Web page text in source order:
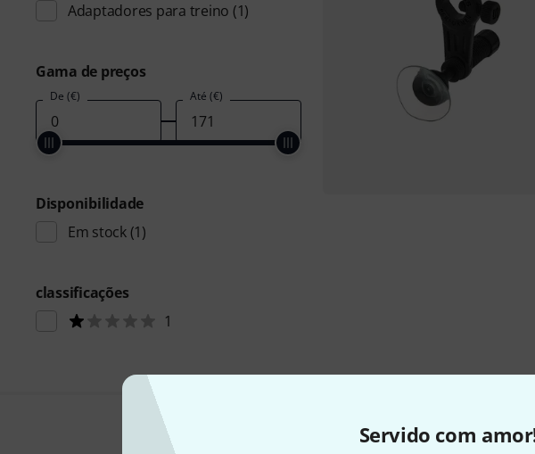
Servido com
Adaptadores para treino (1)
Gama de preços
De (€) Até (€)
Disponibilidade
Em stock(1)
classificações
1